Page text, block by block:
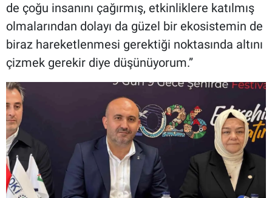
de çoğu insanını çağırmış, etkinliklere katılmış
olmalarından dolayı da güzel bir ekosistemin de
biraz hareketlenmesi gerektiği noktasında altını
çizmek gerekir diye düşünüyorum.”